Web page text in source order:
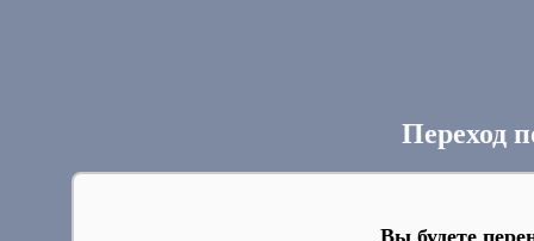
Переход
Вы будете